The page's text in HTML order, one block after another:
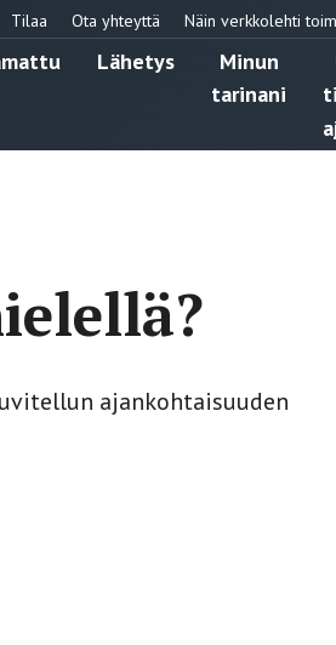
Tilaa Ota yhteyttä Näin verkkolehti
Lähetys
Minun
tarinani
ajankohtaisuuden